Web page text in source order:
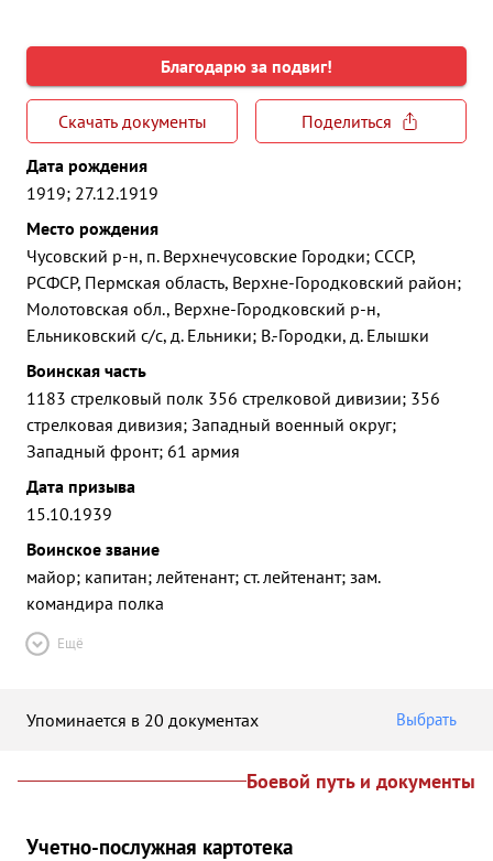
Благодарю за подвиг!
Скачать документы
Поделиться
Дата рождения
1919; 27.12.1919
Место рождения
Чусовский р-н, п. Верхнечусовские Городки; СССР,
РСФСР, Пермская область, Верхне-Городковский район;
Молотовская обл., Верхне-Городковский р-н,
Ельниковский с/с, д. Ельники; В.-Городки, д. Елышки
Воинская часть
1183 стрелковый полк 356 стрелковой дивизии; 356
стрелковая дивизия; Западный военный округ;
Западный фронт; 61 армия
Дата призыва
15.10.1939
Воинское звание
майор; капитан; лейтенант; ст. лейтенант; зам.
командира полка
Ещё
Упоминается в 20 документах Выбрать
Боевой путь и документы
Учетно-послужная картотека